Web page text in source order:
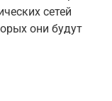
сетей
они будут